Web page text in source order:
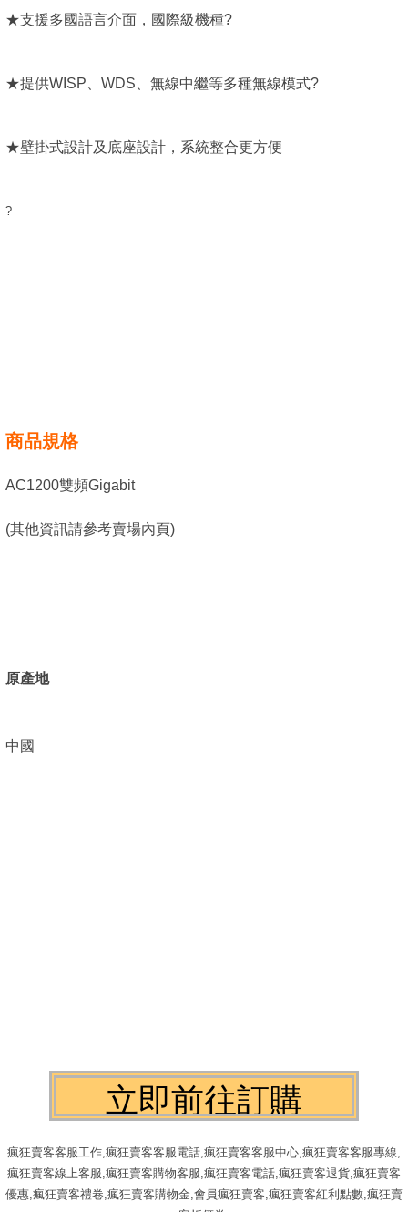
★支援多國語言介面，國際級機種?
★提供WISP、WDS、無線中繼等多種無線模式?
★壁掛式設計及底座設計，系統整合更方便
?
商品規格
AC1200雙頻Gigabit
(其他資訊請參考賣場內頁)
原產地
中國
瘋狂賣客客服工作,瘋狂賣客客服電話,瘋狂賣客客服中心,瘋狂賣客客服專線,
瘋狂賣客線上客服,瘋狂賣客購物客服,瘋狂賣客電話,瘋狂賣客退貨,瘋狂賣客
優惠,瘋狂賣客禮卷,瘋狂賣客購物金,會員瘋狂賣客,瘋狂賣客紅利點數,瘋狂賣